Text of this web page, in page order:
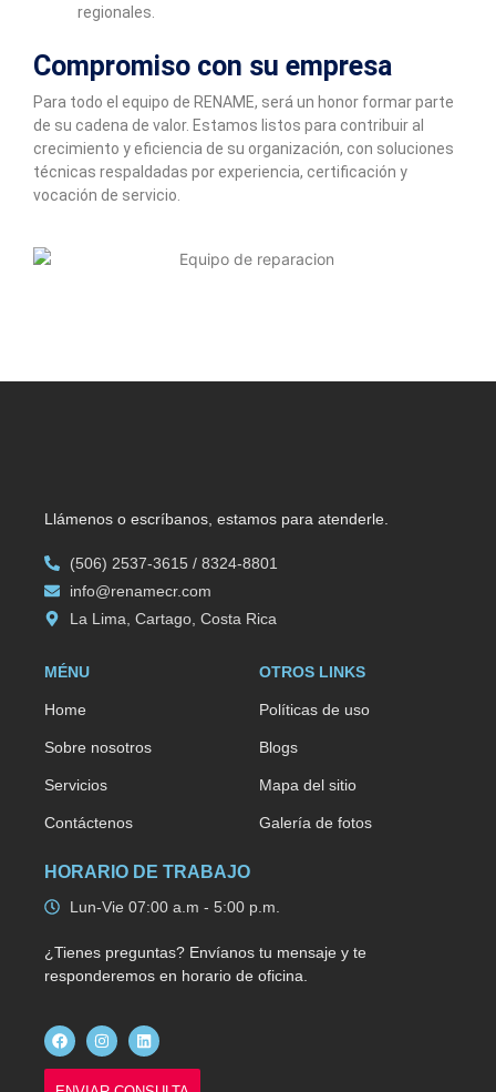
regionales.
Compromiso con su empresa
Para todo el equipo de RENAME, será un honor formar parte
de su cadena de valor. Estamos listos para contribuir al
crecimiento y eficiencia de su organización, con soluciones
técnicas respaldadas por experiencia, certificación y
vocación de servicio.
Llámenos o escríbanos, estamos para atenderle.
(506) 2537-3615 / 8324-8801
info@renamecr.com
La Lima, Cartago, Costa Rica
MÉNU
Home
Sobre nosotros
Servicios
Contáctenos
OTROS LINKS
Políticas de uso
Blogs
Mapa del sitio
Galería de fotos
HORARIO DE TRABAJO
Lun-Vie 07:00 a.m - 5:00 p.m.
¿Tienes preguntas? Envíanos tu mensaje y te
responderemos en horario de oficina.